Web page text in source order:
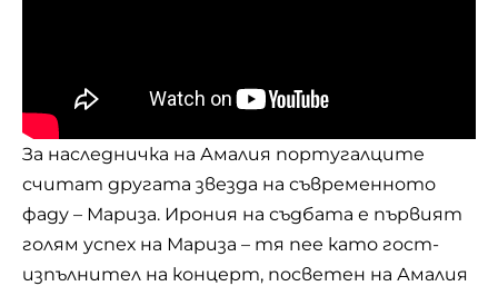
За наследничка на Амалия португалците
считат другата звезда на съвременното
фаду – Мариза. Ирония на съдбата е първият
голям успех на Мариза – тя пее като гост-
изпълнител на концерт, посветен на Амалия